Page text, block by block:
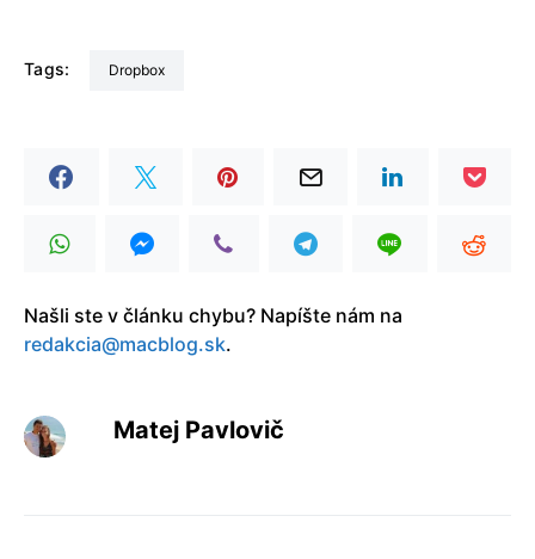
Tags: Dropbox
Našli ste v článku chybu? Napíšte nám na
redakcia@macblog.sk.
Matej Pavlovič